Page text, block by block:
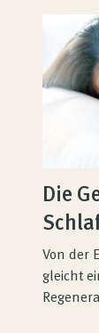
Kontakt
Magazin
Die
Von der
gleicht